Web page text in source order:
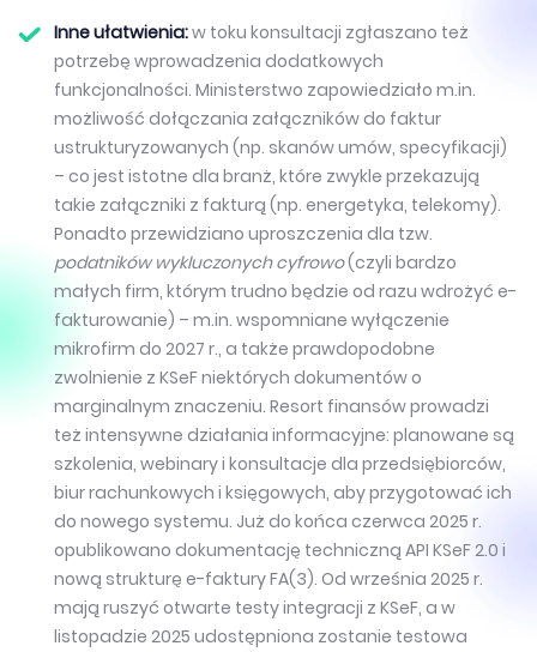
Inne ułatwienia:w toku konsultacji zgłaszano też
potrzebę wprowadzenia dodatkowych
funkcjonalności. Ministerstwo zapowiedziało m.in.
możliwość dołączania załączników do faktur
ustrukturyzowanych (np. skanów umów, specyfikacji)
– co jest istotne dla branż, które zwykle przekazują
takie załączniki z fakturą (np. energetyka, telekomy).
Ponadto przewidziano uproszczenia dla tzw.
podatników wykluczonych cyfrowo(czyli bardzo
małych firm, którym trudno będzie od razu wdrożyć e-
fakturowanie) – m.in. wspomniane wyłączenie
mikrofirm do 2027 r., a także prawdopodobne
zwolnienie z KSeF niektórych dokumentów o
marginalnym znaczeniu. Resort finansów prowadzi
też intensywne działania informacyjne: planowane są
szkolenia, webinary i konsultacje dla przedsiębiorców,
biur rachunkowych i księgowych, aby przygotować ich
do nowego systemu. Już do końca czerwca 2025 r.
opublikowano dokumentację techniczną API KSeF 2.0 i
nową strukturę e-faktury FA(3). Od września 2025 r.
mają ruszyć otwarte testy integracji z KSeF, a w
listopadzie 2025 udostępniona zostanie testowa